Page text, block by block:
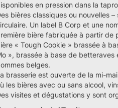
en pression dans la
bières classiques ou nouvelles
Un label B Corp et une
bière fabriquée à partir de
« Tough Cookie » brassée à
», brassée à base de betteraves
belges.
brasserie est ouverte de la mi-
les bières avec ou sans alcool,
visites et dégustations y sont